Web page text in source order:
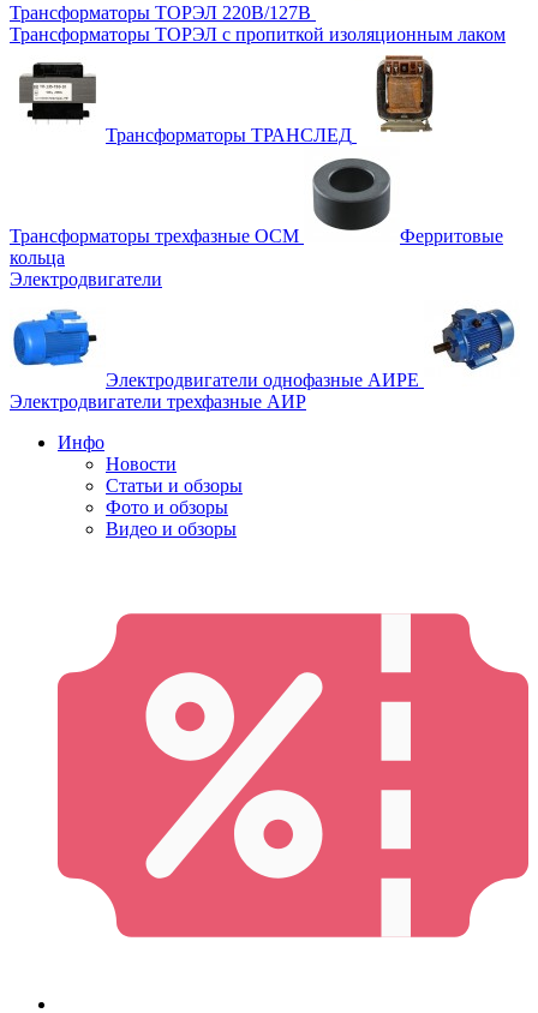
Трансформаторы ТОРЭЛ 220В/127В
Трансформаторы ТОРЭЛ с пропиткой изоляционным лаком
Трансформаторы ТРАНСЛЕД
Трансформаторы трехфазные ОСМ
Ферритовые
кольца
Электродвигатели
Электродвигатели однофазные АИРЕ
Электродвигатели трехфазные АИР
Инфо
Новости
Статьи и обзоры
Фото и обзоры
Видео и обзоры